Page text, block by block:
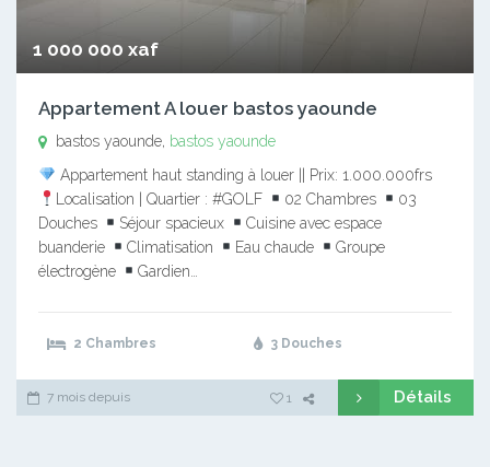
1 000 000 xaf
Appartement A louer bastos yaounde
bastos yaounde, bastos yaounde
Appartement haut standing à louer || Prix: 1.000.000frs
Localisation | Quartier : #GOLF
02 Chambres
03
Douches
Séjour spacieux
Cuisine avec espace
buanderie
Climatisation Eau chaude
Groupe
électrogène
Gardien…
2 Chambres 3 Douches
7 mois depuis 1 Détails